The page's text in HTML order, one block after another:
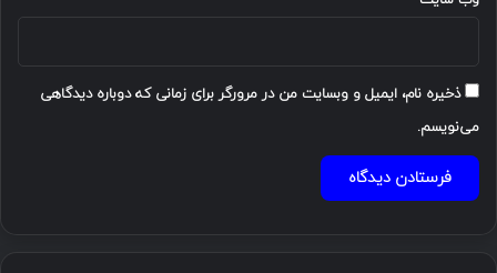
ذخیره نام، ایمیل و وبسایت من در مرورگر برای زمانی که دوباره دیدگاهی
می‌نویسم.